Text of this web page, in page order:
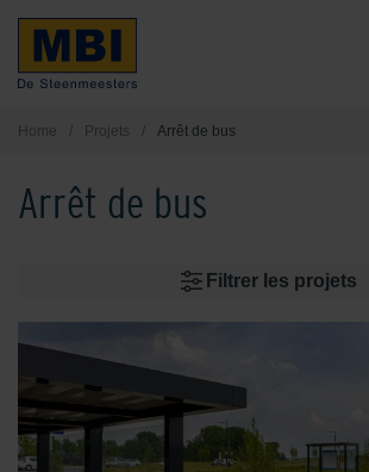
Home / Projets / Arrêt de bus
Arrêt de bus
Filtrer les projets